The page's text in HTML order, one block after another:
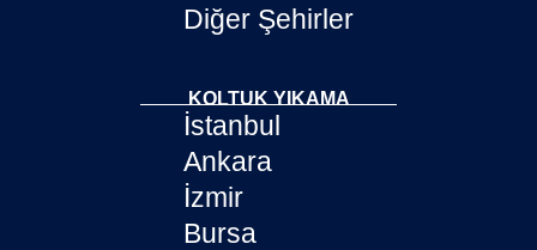
Diğer Şehirler
KOLTUK YIKAMA
İstanbul
Ankara
İzmir
Bursa